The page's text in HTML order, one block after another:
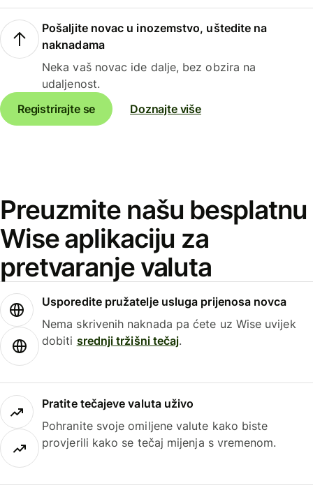
Pošaljite novac u inozemstvo, uštedite na
naknadama
Neka vaš novac ide dalje, bez obzira na
udaljenost.
Registrirajte se
Doznajte više
Preuzmite našu besplatnu
Wise aplikaciju za
pretvaranje valuta
Usporedite pružatelje usluga prijenosa novca
Nema skrivenih naknada pa ćete uz Wise uvijek
dobiti srednji tržišni tečaj.
Pratite tečajeve valuta uživo
Pohranite svoje omiljene valute kako biste
provjerili kako se tečaj mijenja s vremenom.